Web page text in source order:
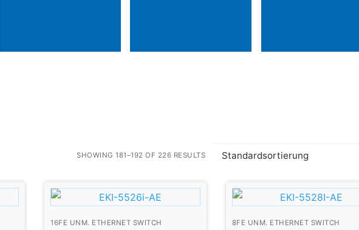
SHOWING 181–192 OF 226 RESULTS
16FE UNM. ETHERNET SWITCH 8FE UNM. ETHERNET SWITCH